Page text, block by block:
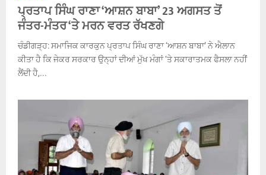
ਪ੍ਰਤਾਪ ਸਿੰਘ ਰਾਣਾ ‘ਆਸ਼ਨ ਬਾਬਾ’ 23 ਅਗਸਤ ਤੋਂ
ਜੰਤਰ-ਮੰਤਰ ‘ਤੇ ਮਰਨ ਵਰਤ ਰੱਖਣਗੇ
ਚੰਡੀਗੜ੍ਹ: ਸਮਾਜਿਕ ਕਾਰਕੁਨ ਪ੍ਰਤਾਪ ਸਿੰਘ ਰਾਣਾ ‘ਆਸ਼ਨ ਬਾਬਾ’ ਨੇ ਐਲਾਨ
ਕੀਤਾ ਹੈ ਕਿ ਜੇਕਰ ਸਰਕਾਰ ਉਨ੍ਹਾਂ ਦੀਆਂ ਮੁੱਖ ਮੰਗਾਂ ‘ਤੇ ਸਕਾਰਾਤਮਕ ਫੈਸਲਾ ਨਹੀਂ
ਲੈਂਦੀ ਹੈ,...